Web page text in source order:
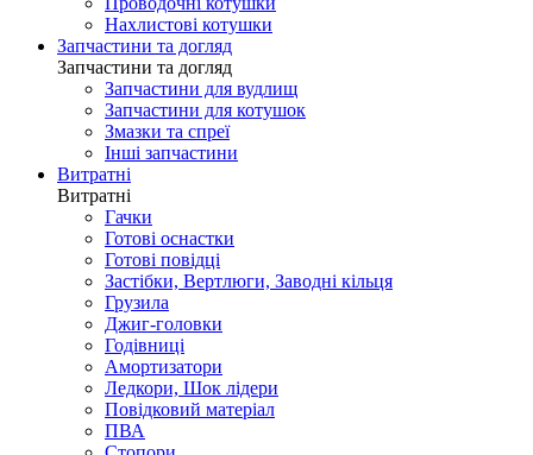
Нахлистові котушки
Запчастини та догляд
Запчастини та догляд
Запчастини для вудлищ
Запчастини для котушок
Змазки та спреї
Інші запчастини
Витратні
Витратні
Гачки
Готові оснастки
Готові повідці
Застібки, Вертлюги, Заводні кільця
Грузила
Джиг-головки
Годівниці
Амортизатори
Ледкори, Шок лідери
Повідковий матеріал
ПВА